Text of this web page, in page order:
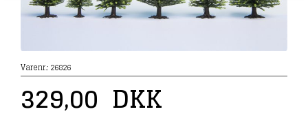
Varenr.: 26826
329,00 DKK